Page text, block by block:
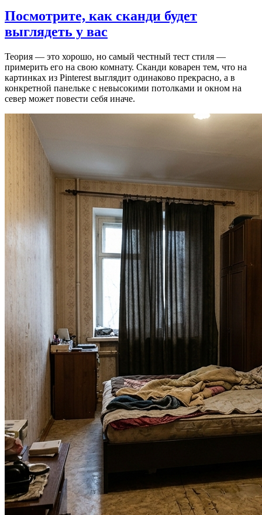
Посмотрите, как сканди будет
выглядеть у вас
Теория — это хорошо, но самый честный тест стиля —
примерить его на свою комнату. Сканди коварен тем, что на
картинках из Pinterest выглядит одинаково прекрасно, а в
конкретной панельке с невысокими потолками и окном на
север может повести себя иначе.